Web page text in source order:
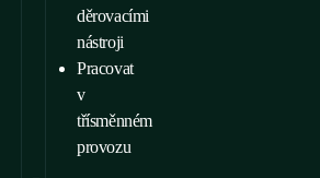
děrovacími
nástroji
Pracovat
v
třísměnném
provozu